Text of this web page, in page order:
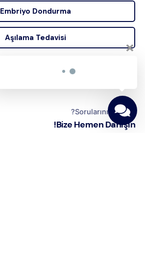
Embriyo Dondurma
Aşılama Tedavisi
Sorularınız mı var?
Bize Hemen Danışın!
مرحبًا بكم في مركز كلافيس للتلقيح
الصناعي 👋
على جميع استفساراتكم.